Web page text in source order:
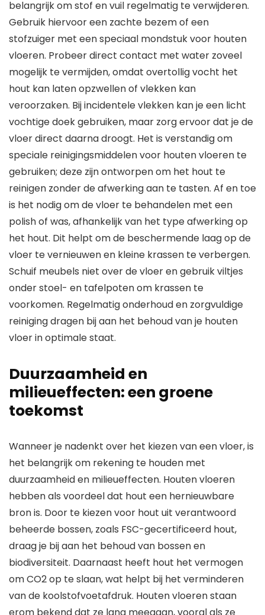
belangrijk om stof en vuil regelmatig te verwijderen.
Gebruik hiervoor een zachte bezem of een
stofzuiger met een speciaal mondstuk voor houten
vloeren. Probeer direct contact met water zoveel
mogelijk te vermijden, omdat overtollig vocht het
hout kan laten opzwellen of vlekken kan
veroorzaken. Bij incidentele vlekken kan je een licht
vochtige doek gebruiken, maar zorg ervoor dat je de
vloer direct daarna droogt. Het is verstandig om
speciale reinigingsmiddelen voor houten vloeren te
gebruiken; deze zijn ontworpen om het hout te
reinigen zonder de afwerking aan te tasten. Af en toe
is het nodig om de vloer te behandelen met een
polish of was, afhankelijk van het type afwerking op
het hout. Dit helpt om de beschermende laag op de
vloer te vernieuwen en kleine krassen te verbergen.
Schuif meubels niet over de vloer en gebruik viltjes
onder stoel- en tafelpoten om krassen te
voorkomen. Regelmatig onderhoud en zorgvuldige
reiniging dragen bij aan het behoud van je houten
vloer in optimale staat.
Duurzaamheid en
milieueffecten: een groene
toekomst
Wanneer je nadenkt over het kiezen van een vloer, is
het belangrijk om rekening te houden met
duurzaamheid en milieueffecten. Houten vloeren
hebben als voordeel dat hout een hernieuwbare
bron is. Door te kiezen voor hout uit verantwoord
beheerde bossen, zoals FSC-gecertificeerd hout,
draag je bij aan het behoud van bossen en
biodiversiteit. Daarnaast heeft hout het vermogen
om CO2 op te slaan, wat helpt bij het verminderen
van de koolstofvoetafdruk. Houten vloeren staan